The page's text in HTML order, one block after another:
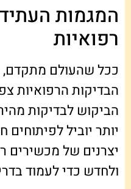
המגמות
רפואיות
ככל שהעולם מתקדם,
הבדיקות הרפואיות
הביקוש לבדיקות
יותר יוביל
יצרנים של מכשירים
ולחדש כדי לעמוד